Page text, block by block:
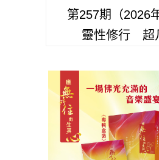
第257期（2026
靈性修行 超